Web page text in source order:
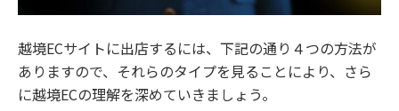
越境ECサイトに出店するには、下記の通り４つの方法が
ありますので、それらのタイプを見ることにより、さら
に越境ECの理解を深めていきましょう。